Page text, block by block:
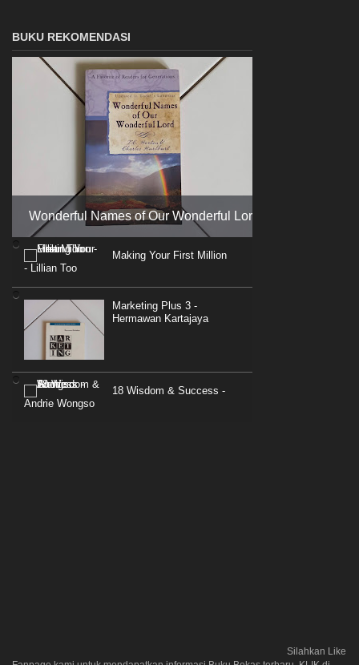
BUKU REKOMENDASI
Wonderful Names of Our Wonderful Lord
Making Your First Million
- Lillian Too
Marketing Plus 3 -
Hermawan Kartajaya
18 Wisdom & Success -
Andrie Wongso
Silahkan Like